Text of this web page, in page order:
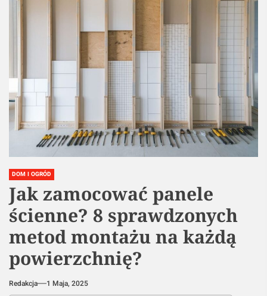
DOM I OGRÓD
Jak zamocować panele
ścienne? 8 sprawdzonych
metod montażu na każdą
powierzchnię?
Redakcja 1 Maja, 2025